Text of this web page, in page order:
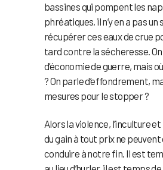
bassines qui pompent les
phréatiques, il n’y en a pas un
récupérer ces eaux de crue
tard contre la sécheresse.
d’économie de guerre, mais
? On parle d’effondrement,
mesures pour le stopper ?
Alors la violence, l’inculture
du gain à tout prix ne peuvent
conduire à notre fin. Il est